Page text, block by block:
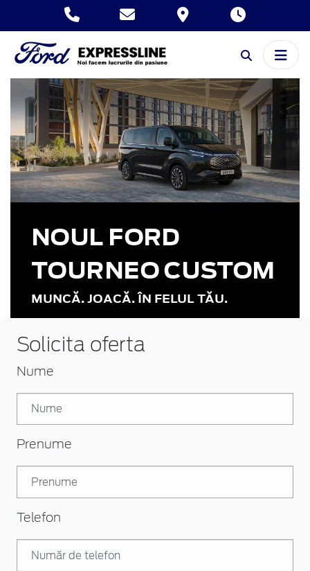
NOUL FORD
TOURNEO CUSTOM
MUNCĂ. JOACĂ. ÎN FELUL TĂU.
Solicita oferta
Nume
Prenume
Telefon